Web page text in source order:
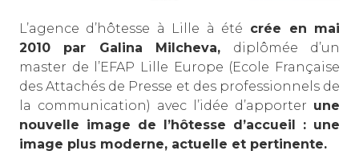
L’agence d’hôtesse à Lille à été crée en mai
2010 par Galina Milcheva, diplômée d’un
master de l’EFAP Lille Europe (Ecole Française
des Attachés de Presse et des professionnels de
la communication) avec l’idée d’apporter une
nouvelle image de l’hôtesse d’accueil : une
image plus moderne, actuelle et pertinente.